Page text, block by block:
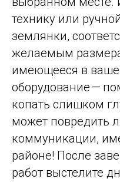
технику или
землянки,
желаемым
имеющееся в
оборудование —
копать слишком
может повредить
коммуникации,
районе! После
работ выстелите